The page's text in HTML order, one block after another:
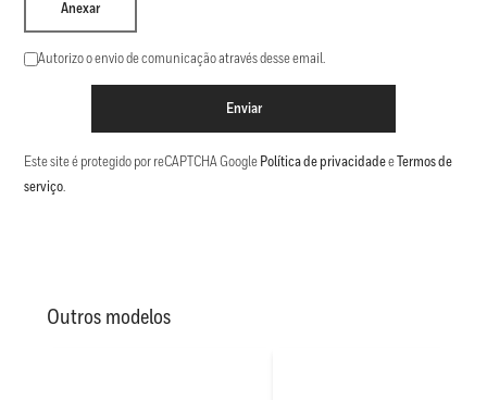
Anexar
Autorizo o envio de comunicação através desse email.
Enviar
Este site é protegido por reCAPTCHA Google Política de privacidadee Termos de
serviço.
Outros modelos